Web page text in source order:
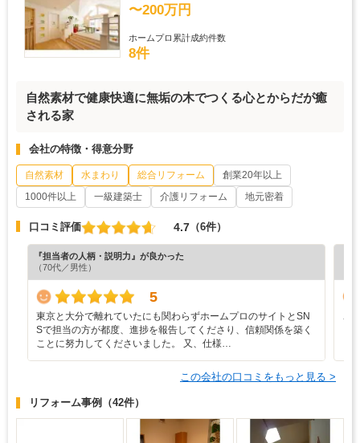
〜200万円
ホームプロ累計成約件数
8件
自然素材で健康快適に無垢の木でつくる心とからだが癒
される家
会社の特徴・得意分野
自然素材 水まわり 総合リフォーム
創業20年以上
1000件以上
一級建築士 介護リフォーム 地元密着
口コミ評価 4.7 （6件）
『担当者の人柄・説明力』が良かった
（70代／男性）
5
東京と大分で離れていたにも関わらずホームプロのサイトとSN
Sで担当の方が都度、進捗を報告してくださり、信頼関係を築く
ことに努力してくださいました。 又、仕様…
この会社の口コミをもっと見る >
リフォーム事例 （42件）